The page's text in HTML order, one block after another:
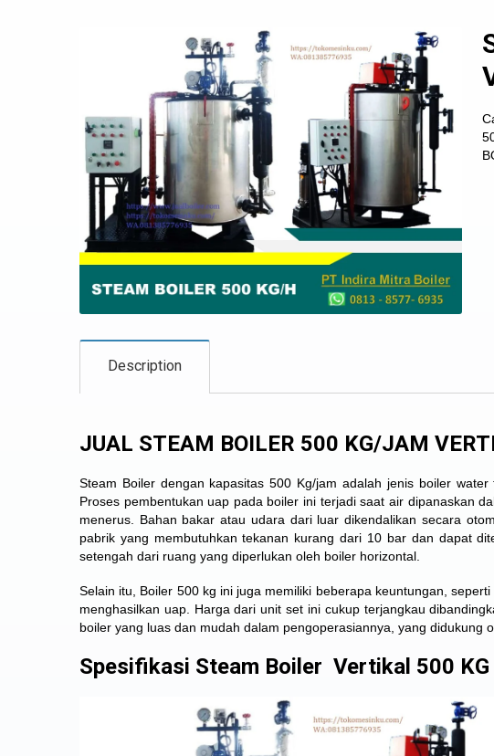
Description
JUAL STEAM BOILER 500 KG/JAM
Steam Boiler dengan kapasitas 500 Kg/jam adalah jenis boiler
Proses pembentukan uap pada boiler ini terjadi saat air dipanaskan
menerus. Bahan bakar atau udara dari luar dikendalikan secara
pabrik yang membutuhkan tekanan kurang dari 10 bar dan dapat
setengah dari ruang yang diperlukan oleh boiler horizontal.
Selain itu, Boiler 500 kg ini juga memiliki beberapa keuntungan,
menghasilkan uap. Harga dari unit set ini cukup terjangkau
boiler yang luas dan mudah dalam pengoperasiannya, yang didukung
Spesifikasi Steam Boiler Vertikal 500 KG